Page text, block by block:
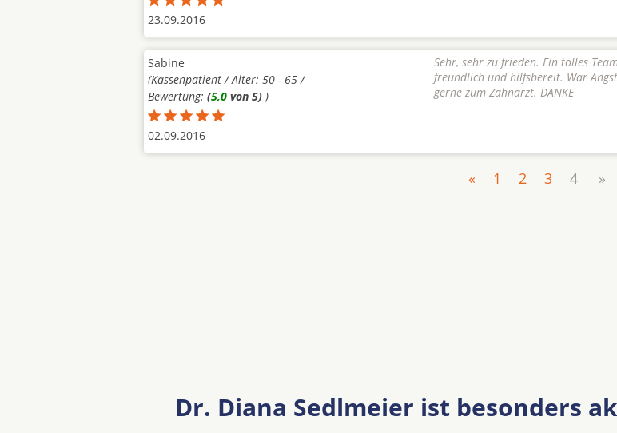
23.09.2016
Sabine
(Kassenpatient / Alter: 50 - 65 /
Bewertung: (5,0 von 5) )
02.09.2016
Sehr, sehr zu frieden. Ein tolles
freundlich und hilfsbereit. War
gerne zum Zahnarzt. DANKE
« 1 2 3 4 »
Dr. Diana Sedlmeier ist besonders